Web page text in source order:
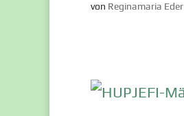
von Reginamaria Eder